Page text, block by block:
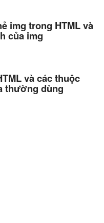
img trong HTML và
của img
và các thuộc
thường dùng